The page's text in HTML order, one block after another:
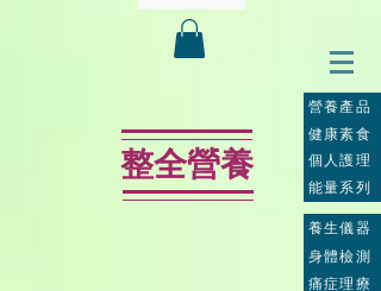
整全營養
營養產品
個人護理
能量系列
健康素食
養生儀器
身體檢測
痛症理療